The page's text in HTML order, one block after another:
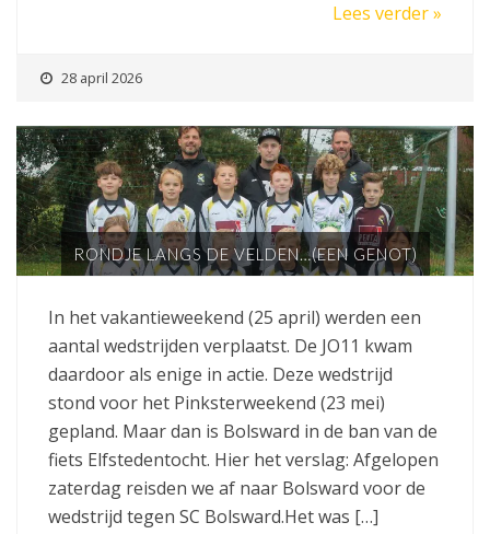
Lees verder »
28 april 2026
RONDJE LANGS DE VELDEN…(EEN GENOT)
In het vakantieweekend (25 april) werden een
aantal wedstrijden verplaatst. De JO11 kwam
daardoor als enige in actie. Deze wedstrijd
stond voor het Pinksterweekend (23 mei)
gepland. Maar dan is Bolsward in de ban van de
fiets Elfstedentocht. Hier het verslag: Afgelopen
zaterdag reisden we af naar Bolsward voor de
wedstrijd tegen SC Bolsward.Het was […]